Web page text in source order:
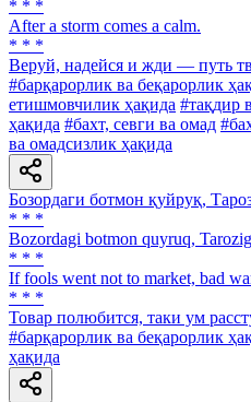
* * *
After a storm comes a calm.
* * *
Веруй, надейся и жди — путь
#барқарорлик ва беқарорлик
етишмовчилик ҳақида #тақдир
ҳақида #бахт, севги ва омад
ва омадсизлик ҳақида
Бозордаги ботмон қуйруқ,
* * *
Bozordagi botmon quyruq,
* * *
If fools went not to market, bad
* * *
Товар полюбится, таки ум
#барқарорлик ва беқарорлик
ҳақида